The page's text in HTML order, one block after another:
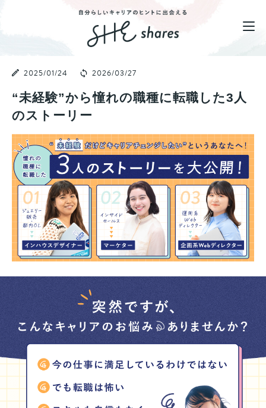
2025/01/24 2026/03/27
“未経験”から憧れの職種に転職した3人
のストーリー